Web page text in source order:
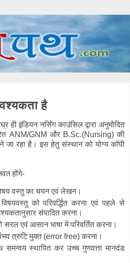
है
ही इंडियन नर्सिंग काउंसिल द्वारा अनुमोदित
ANM/GNM और B.Sc.(Nursing) की
जा रहा है। इस हेतु संस्थान को योग्य कॉपी
होंगे-
वस्तु का चयन एवं लेखन।
को परिवर्द्धित करना एवं पहले से
संपादित करना।
सरल एवं आसान भाषा में परिवर्तित करना।
त्रुटि मुक्त (error free) करना।
समन्वय स्थापित कर उच्च गुणवत्ता मानदंड